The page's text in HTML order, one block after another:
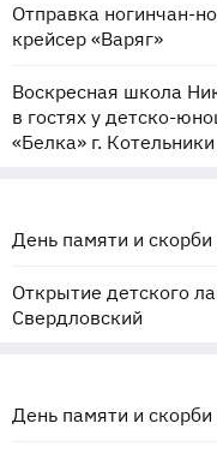
Отправка ногинчан-
крейсер «Варяг»
Воскресная школа
в гостях у детско-
«Белка» г. Котельники
День памяти и скорби
Открытие детского
Свердловский
День памяти и